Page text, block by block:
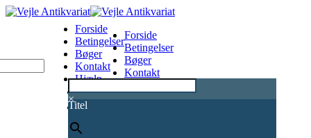
×
Titel
Forside
Betingelser
Bøger
Kontakt
Hjælp
0
Forside
Betingelser
Bøger
Kontakt